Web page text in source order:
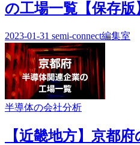
の工場一覧【保存版
2023-01-31 semi-connect編集室
半導体の会社分析
【近畿地方】京都